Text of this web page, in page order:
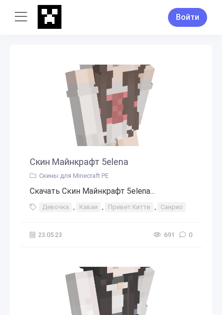
Войти
Скин Майнкрафт 5elena
Скины для Minecraft PE
Скачать Скин Майнкрафт 5elena...
Девочка , Каваи , Привет Китти , Санрио
23.05.23 691 0